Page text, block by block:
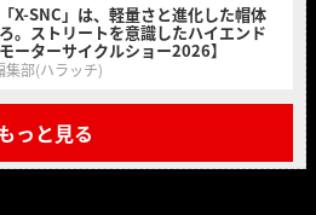
X-SNC」は、軽量さと進化した帽体
。ストリートを意識したハイエンド
ーターサイクルショー2026】
集部(ハラッチ)
っと見る